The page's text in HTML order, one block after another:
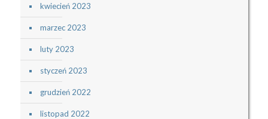
kwiecień 2023
marzec 2023
luty 2023
styczeń 2023
grudzień 2022
listopad 2022